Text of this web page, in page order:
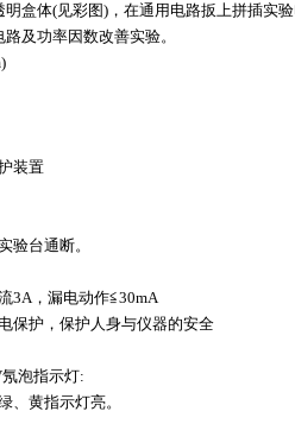
盒体(见彩图)，在通用电路扳上拼插实验
及功率因数改善实验。
装置
台通断。
，漏电动作≦30mA
，保护人身与仪器的安全
指示灯:
黄指示灯亮。